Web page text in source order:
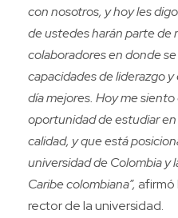
con nosotros, y hoy les
de ustedes harán parte de
colaboradores en donde
capacidades de liderazgo
día mejores. Hoy me
oportunidad de estudiar
calidad, y que está
universidad de Colombia y
Caribe colombiana”, afirmó
rector de la universidad.